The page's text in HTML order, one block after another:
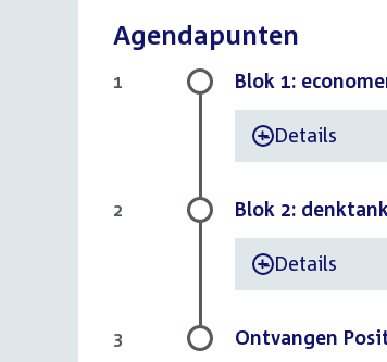
Agendapunten
Blok 1:
- Details
1
Blok 2:
- Details
2
Ontvangen
3